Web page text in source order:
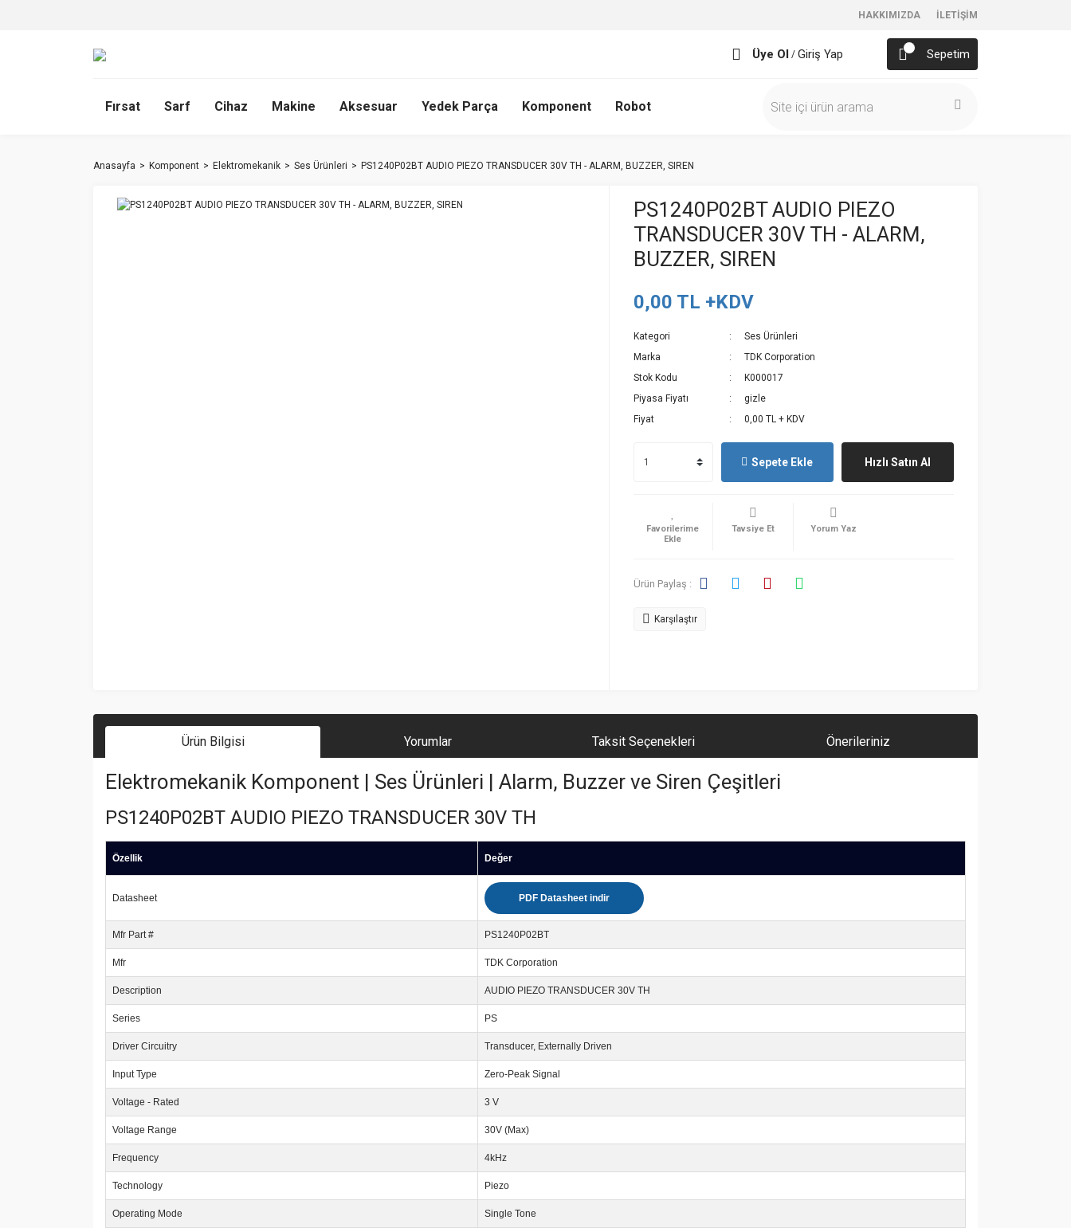
HAKKIMIZDA İLETİŞİM
Üye Ol / Giriş Yap Sepetim
Fırsat Sarf Cihaz Makine Aksesuar Yedek Parça Komponent Robot
Anasayfa Komponent Elektromekanik Ses Ürünleri PS1240P02BT AUDIO PIEZO TRANSDUCER 30V TH - ALARM, BUZZER, SIREN
PS1240P02BT AUDIO PIEZO
TRANSDUCER 30V TH - ALARM,
BUZZER, SIREN
0,00 TL +KDV
Kategori
Ses Ürünleri
Marka
TDK Corporation
Stok Kodu
K000017
Piyasa Fiyatı
gizle
Fiyat
0,00 TL + KDV
Sepete Ekle Hızlı Satın Al
Tavsiye Et Yorum Yaz
Ürün Paylaş :
Karşılaştır
Ürün Bilgisi Yorumlar Taksit Seçenekleri Önerileriniz
Elektromekanik Komponent | Ses Ürünleri | Alarm, Buzzer ve Siren Çeşitleri
PS1240P02BT AUDIO PIEZO TRANSDUCER 30V TH
Özellik Değer
Datasheet PDF Datasheet indir
Mfr Part # PS1240P02BT
Mfr TDK Corporation
Description AUDIO PIEZO TRANSDUCER 30V TH
Series PS
Driver Circuitry Transducer, Externally Driven
Input Type Zero-Peak Signal
Voltage - Rated 3 V
Voltage Range 30V (Max)
Frequency 4kHz
Technology Piezo
Operating Mode Single Tone